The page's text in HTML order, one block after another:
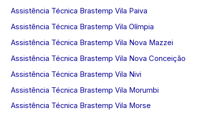
Assistência Técnica Brastemp Vila Paiva
Assistência Técnica Brastemp Vila Olímpia
Assistência Técnica Brastemp Vila Nova Mazzei
Assistência Técnica Brastemp Vila Nova Conceição
Assistência Técnica Brastemp Vila Nivi
Assistência Técnica Brastemp Vila Morumbi
Assistência Técnica Brastemp Vila Morse